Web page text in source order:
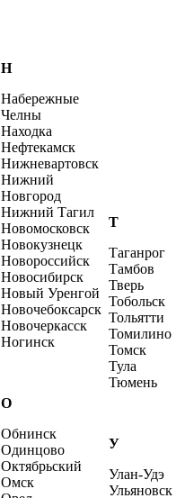
Н
Набережные
Челны
Находка
Нефтекамск
Нижневартовск
Нижний
Новгород
Нижний Тагил
Новомосковск
Новокузнецк
Новороссийск
Новосибирск
Новый Уренгой
Новочебоксарск
Новочеркасск
Ногинск
О
Обнинск
Одинцово
Октябрьский
Омск
Т
Таганрог
Тамбов
Тверь
Тобольск
Тольятти
Томилино
Томск
Тула
Тюмень
У
Улан-Удэ
Ульяновск